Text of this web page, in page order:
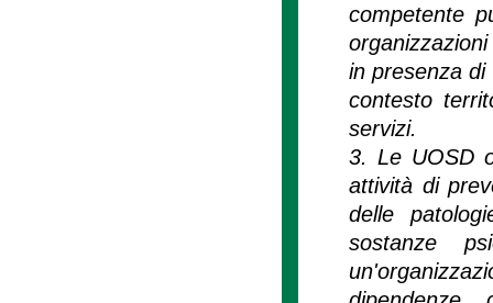
competente
in presenza
contesto
servizi.
3. Le UOSD
attività di
delle
sostanze